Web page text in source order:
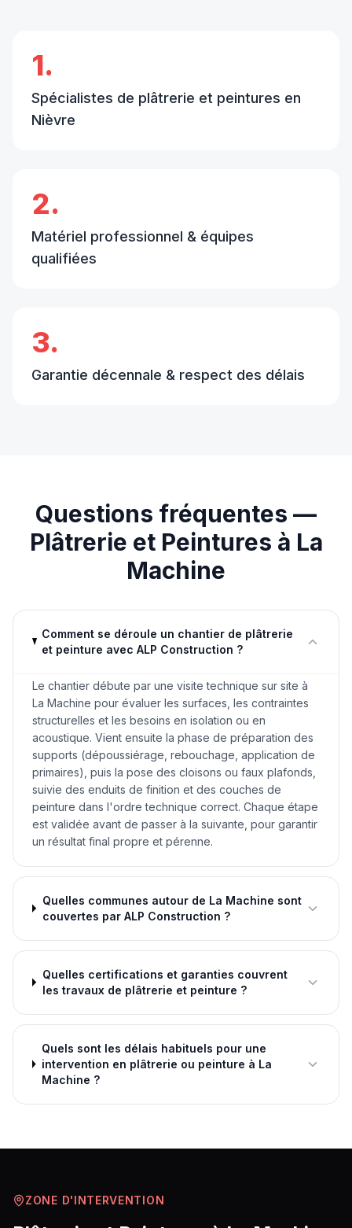
1.
Spécialistes de plâtrerie et peintures en
Nièvre
2.
Matériel professionnel & équipes
qualifiées
3.
Garantie décennale & respect des délais
Questions fréquentes —
Plâtrerie et Peintures à La
Machine
Comment se déroule un chantier de plâtrerie
et peinture avec ALP Construction ?
Le chantier débute par une visite technique sur site à
La Machine pour évaluer les surfaces, les contraintes
structurelles et les besoins en isolation ou en
acoustique. Vient ensuite la phase de préparation des
supports (dépoussiérage, rebouchage, application de
primaires), puis la pose des cloisons ou faux plafonds,
suivie des enduits de finition et des couches de
peinture dans l'ordre technique correct. Chaque étape
est validée avant de passer à la suivante, pour garantir
un résultat final propre et pérenne.
Quelles communes autour de La Machine sont
couvertes par ALP Construction ?
Quelles certifications et garanties couvrent
les travaux de plâtrerie et peinture ?
Quels sont les délais habituels pour une
intervention en plâtrerie ou peinture à La
Machine ?
ZONE D'INTERVENTION